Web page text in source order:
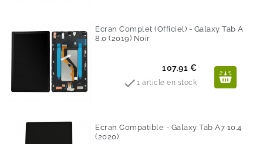
Ecran Complet (Officiel) - Galaxy Tab A
8.0 (2019) Noir
Prix
107.91 €
1 article en stock
Ecran Compatible - Galaxy Tab A7 10.4
(2020)